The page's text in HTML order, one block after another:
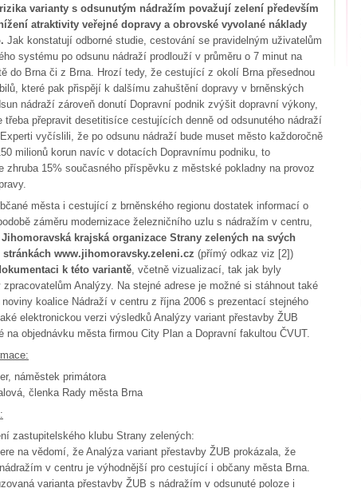
varianty s odsunutým nádražím považují zelení především
atraktivity veřejné dopravy a obrovské vyvolané náklady
Jak konstatují odborné studie, cestování se pravidelným uživatelům
systému po odsunu nádraží prodlouží v průměru o 7 minut na
do Brna či z Brna. Hrozí tedy, že cestující z okolí Brna přesednou
které pak přispějí k dalšímu zahuštění dopravy v brněnských
nádraží zároveň donutí Dopravní podnik zvýšit dopravní výkony,
třeba přepravit desetitisíce cestujících denně od odsunutého nádraží
vyčíslili, že po odsunu nádraží bude muset město každoročně
milionů korun navíc v dotacích Dopravnímu podniku, to
zhruba 15% současného příspěvku z městské pokladny na provoz
města i cestující z brněnského regionu dostatek informací o
záměru modernizace železničního uzlu s nádražím v centru,
krajská organizace Strany zelených na svých
stránkách www.jihomoravsky.zeleni.cz (přímý odkaz viz [2])
k této variantě, včetně vizualizací, tak jak byly
zpracovatelům Analýzy. Na stejné adrese je možné si stáhnout také
noviny koalice Nádraží v centru z října 2006 s prezentací stejného
elektronickou verzi výsledků Analýzy variant přestavby ŽUB
na objednávku města firmou City Plan a Dopravní fakultou ČVUT.
náměstek primátora
členka Rady města Brna
zastupitelského klubu Strany zelených:
na vědomí, že Analýza variant přestavby ŽUB prokázala, že
v centru je výhodnější pro cestující i občany města Brna.
varianta přestavby ŽUB s nádražím v odsunuté poloze i